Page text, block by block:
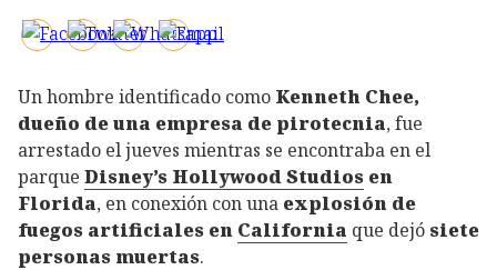
Un hombre identificado como Kenneth Chee,
dueño de una empresa de pirotecnia, fue
arrestado el jueves mientras se encontraba en el
parque Disney’s Hollywood Studios en
Florida, en conexión con una explosión de
fuegos artificiales en California que dejó siete
personas muertas.